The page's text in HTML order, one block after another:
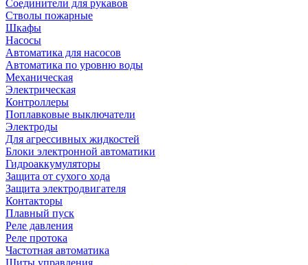
Соединители для рукавов
Стволы пожарные
Шкафы
Насосы
Автоматика для насосов
Автоматика по уровню воды
Механическая
Электрическая
Контроллеры
Поплавковые выключатели
Электроды
Для агрессивных жидкостей
Блоки электронной автоматики
Гидроаккумуляторы
Защита от сухого хода
Защита электродвигателя
Контакторы
Плавный пуск
Реле давления
Реле протока
Частотная автоматика
Щиты управления